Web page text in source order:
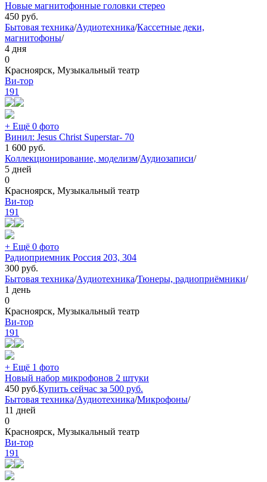
Новые магнитофонные головки стерео
450 руб.
Бытовая техника/Аудиотехника/Кассетные деки,
магнитофоны/
4 дня
0
Красноярск, Музыкальный театр
Ви-тор
191
+ Ещё 0 фото
Винил: Jesus Christ Superstar- 70
1 600 руб.
Коллекционирование, моделизм/Аудиозаписи/
5 дней
0
Красноярск, Музыкальный театр
Ви-тор
191
+ Ещё 0 фото
Радиоприемник Россия 203, 304
300 руб.
Бытовая техника/Аудиотехника/Тюнеры, радиоприёмники/
1 день
0
Красноярск, Музыкальный театр
Ви-тор
191
+ Ещё 1 фото
Новый набор микрофонов 2 штуки
450 руб.Купить сейчас за 500 руб.
Бытовая техника/Аудиотехника/Микрофоны/
11 дней
0
Красноярск, Музыкальный театр
Ви-тор
191